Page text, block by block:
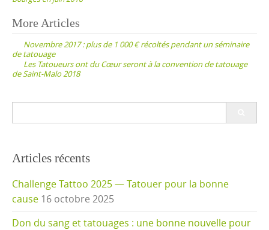
Post
navigation
More Articles
Novembre 2017 : plus de 1 000 € récoltés pendant un séminaire
de tatouage
Les Tatoueurs ont du Cœur seront à la convention de tatouage
de Saint-Malo 2018
Articles récents
Challenge Tattoo 2025 — Tatouer pour la bonne
cause 16 octobre 2025
Don du sang et tatouages : une bonne nouvelle pour